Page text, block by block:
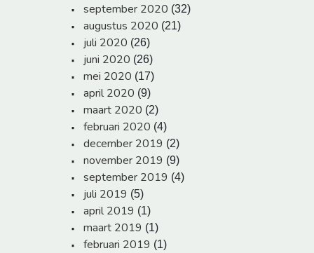
september 2020 (32)
augustus 2020 (21)
juli 2020 (26)
juni 2020 (26)
mei 2020 (17)
april 2020 (9)
maart 2020 (2)
februari 2020 (4)
december 2019 (2)
november 2019 (9)
september 2019 (4)
juli 2019 (5)
april 2019 (1)
maart 2019 (1)
februari 2019 (1)